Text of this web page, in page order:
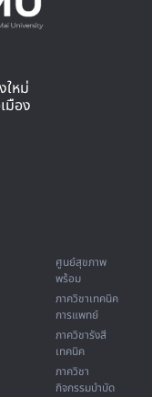
หม่
มือง
ศูนย์สุขภาพ
พร้อม
ภาควิชาเทคนิค
การแพทย์
ภาควิชารังสี
เทคนิค
ภาควิชา
กิจกรรมบำบัด